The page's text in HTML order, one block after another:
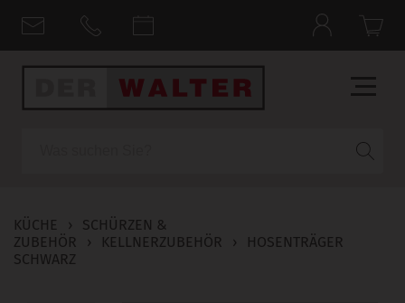
KÜCHE ›
SCHÜRZEN &
ZUBEHÖR
› KELLNERZUBEHÖR ›
HOSENTRÄGER
SCHWARZ